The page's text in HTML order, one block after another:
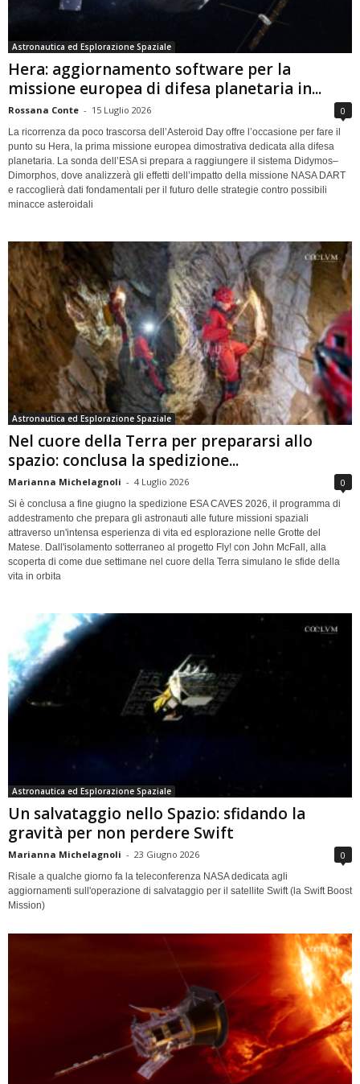
Astronautica ed Esplorazione Spaziale
Hera: aggiornamento software per la
missione europea di difesa planetaria in...
Rossana Conte - 15 Luglio 2026 0
La ricorrenza da poco trascorsa dell’Asteroid Day offre l’occasione per fare il
punto su Hera, la prima missione europea dimostrativa dedicata alla difesa
planetaria. La sonda dell’ESA si prepara a raggiungere il sistema Didymos–
Dimorphos, dove analizzerà gli effetti dell’impatto della missione NASA DART
e raccoglierà dati fondamentali per il futuro delle strategie contro possibili
minacce asteroidali
Astronautica ed Esplorazione Spaziale
Nel cuore della Terra per prepararsi allo
spazio: conclusa la spedizione...
Marianna Michelagnoli - 4 Luglio 2026 0
Si è conclusa a fine giugno la spedizione ESA CAVES 2026, il programma di
addestramento che prepara gli astronauti alle future missioni spaziali
attraverso un'intensa esperienza di vita ed esplorazione nelle Grotte del
Matese. Dall'isolamento sotterraneo al progetto Fly! con John McFall, alla
scoperta di come due settimane nel cuore della Terra simulano le sfide della
vita in orbita
Astronautica ed Esplorazione Spaziale
Un salvataggio nello Spazio: sfidando la
gravità per non perdere Swift
Marianna Michelagnoli - 23 Giugno 2026 0
Risale a qualche giorno fa la teleconferenza NASA dedicata agli
aggiornamenti sull'operazione di salvataggio per il satellite Swift (la Swift Boost
Mission)